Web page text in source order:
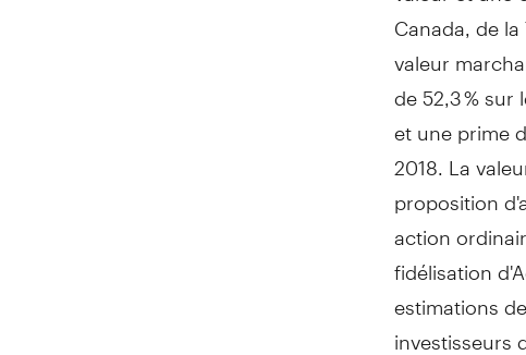
Canada, de
valeur
de 52,3 %
et une prime
2018. La
proposition
action
fidélisation
estimations
investisseurs